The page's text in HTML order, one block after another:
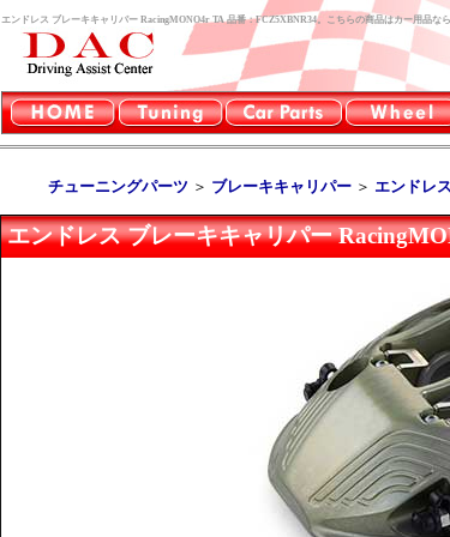
エンドレス ブレーキキャリパー RacingMONO4r TA 品番：FCZ5XBNR34。こちらの商品はカー用品な
チューニングパーツ ＞ ブレーキキャリパー ＞ エンドレ
エンドレス ブレーキキャリパー